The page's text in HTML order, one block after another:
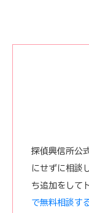
探偵興信所公
にせずに相談
ち追加をして
で無料相談す